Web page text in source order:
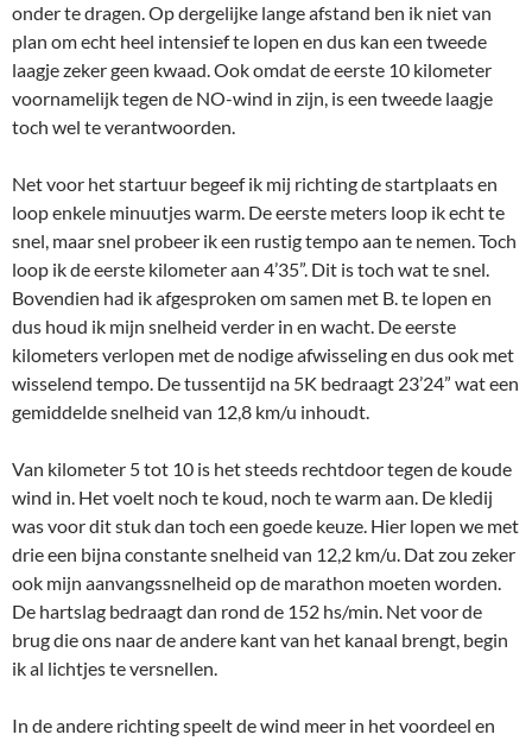
onder te dragen. Op dergelijke lange afstand ben ik niet van
plan om echt heel intensief te lopen en dus kan een tweede
laagje zeker geen kwaad. Ook omdat de eerste 10 kilometer
voornamelijk tegen de NO-wind in zijn, is een tweede laagje
toch wel te verantwoorden.
Net voor het startuur begeef ik mij richting de startplaats en
loop enkele minuutjes warm. De eerste meters loop ik echt te
snel, maar snel probeer ik een rustig tempo aan te nemen. Toch
loop ik de eerste kilometer aan 4’35”. Dit is toch wat te snel.
Bovendien had ik afgesproken om samen met B. te lopen en
dus houd ik mijn snelheid verder in en wacht. De eerste
kilometers verlopen met de nodige afwisseling en dus ook met
wisselend tempo. De tussentijd na 5K bedraagt 23’24” wat een
gemiddelde snelheid van 12,8 km/u inhoudt.
Van kilometer 5 tot 10 is het steeds rechtdoor tegen de koude
wind in. Het voelt noch te koud, noch te warm aan. De kledij
was voor dit stuk dan toch een goede keuze. Hier lopen we met
drie een bijna constante snelheid van 12,2 km/u. Dat zou zeker
ook mijn aanvangssnelheid op de marathon moeten worden.
De hartslag bedraagt dan rond de 152 hs/min. Net voor de
brug die ons naar de andere kant van het kanaal brengt, begin
ik al lichtjes te versnellen.
In de andere richting speelt de wind meer in het voordeel en